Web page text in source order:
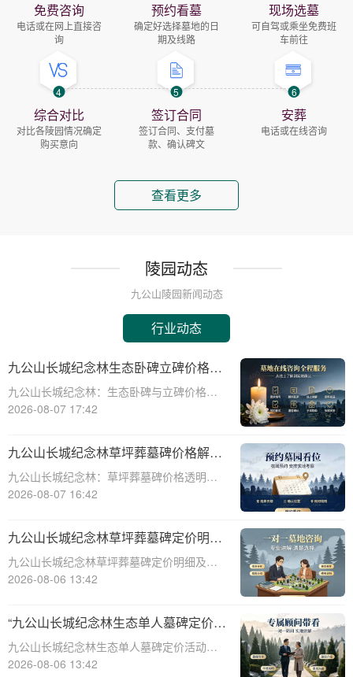
免费咨询
电话或在网上直接咨
询
预约看墓
确定好选择墓地的日
期及线路
现场选墓
可自驾或乘坐免费班
车前往
4
综合对比
对比各陵园情况确定
购买意向
5
签订合同
签订合同、支付墓
款、确认碑文
6
安葬
电话或在线咨询
查看更多
陵园动态
九公山陵园新闻动态
行业动态
九公山长城纪念林生态卧碑立碑价格表
详解及活动期赠安葬配套福利解析
九公山长城纪念林：生态卧碑与立碑价格及
活动期赠送配套服务全解析☎ 九公山陵园电
地，九公山长城纪念林凭借其得天独厚的地
理位置和优越的自然环境，成为众
2026-08-07 17:42
九公山长城纪念林草坪葬墓碑价格解析
及赠予绿植养护服务详解
九公山长城纪念林：草坪葬墓碑价格透明，
赠送绿植养护服务☎ 九公山陵园电话:400-
纪念林地之一，致力于为逝者提供环保、庄
重的安葬选择。草坪葬墓碑作为一种
2026-08-07 16:42
九公山长城纪念林草坪葬墓碑定价明细
活动赠绿植养护服务详解
九公山长城纪念林草坪葬墓碑定价明细及活
动赠绿植养护服务详解☎ 九公山陵园电
意识的增强和对生命意义的深刻理解，草坪
葬墓碑逐渐成为一种新型的、环保的、
2026-08-06 13:42
“九公山长城纪念林生态单人墓碑定价
活动直降数千福利丰厚”
九公山长城纪念林生态单人墓碑定价活动，
直降数千，福利丰厚，为您的亲人提供一个
2026-08-06 13:42